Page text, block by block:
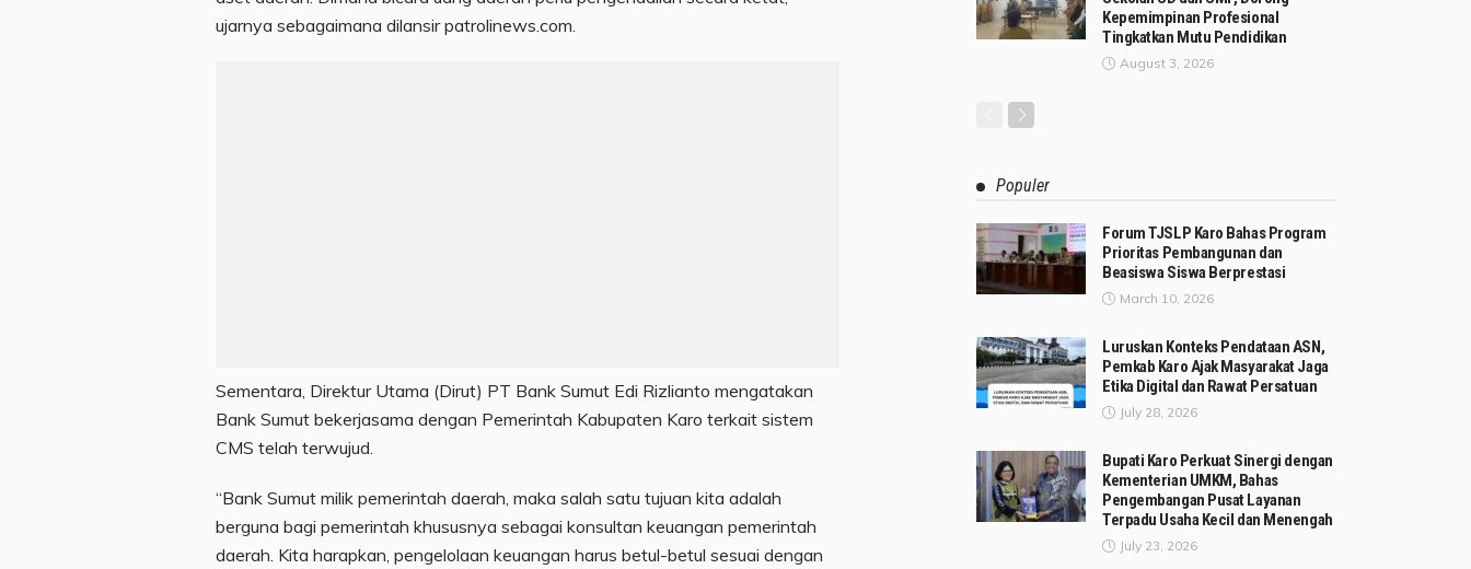
ujarnya sebagaimana dilansir patrolinews.com.
Sementara, Direktur Utama (Dirut) PT Bank Sumut Edi Rizlianto mengatakan
Bank Sumut bekerjasama dengan Pemerintah Kabupaten Karo terkait sistem
CMS telah terwujud.
“Bank Sumut milik pemerintah daerah, maka salah satu tujuan kita adalah
berguna bagi pemerintah khususnya sebagai konsultan keuangan pemerintah
daerah. Kita harapkan, pengelolaan keuangan harus betul-betul sesuai dengan
Kepemimpinan Profesional
Tingkatkan Mutu Pendidikan
August 3, 2026
Populer
Forum TJSLP Karo Bahas Program
Prioritas Pembangunan dan
Beasiswa Siswa Berprestasi
March 10, 2026
Luruskan Konteks Pendataan ASN,
Pemkab Karo Ajak Masyarakat Jaga
Etika Digital dan Rawat Persatuan
July 28, 2026
Bupati Karo Perkuat Sinergi dengan
Kementerian UMKM, Bahas
Pengembangan Pusat Layanan
Terpadu Usaha Kecil dan Menengah
July 23, 2026